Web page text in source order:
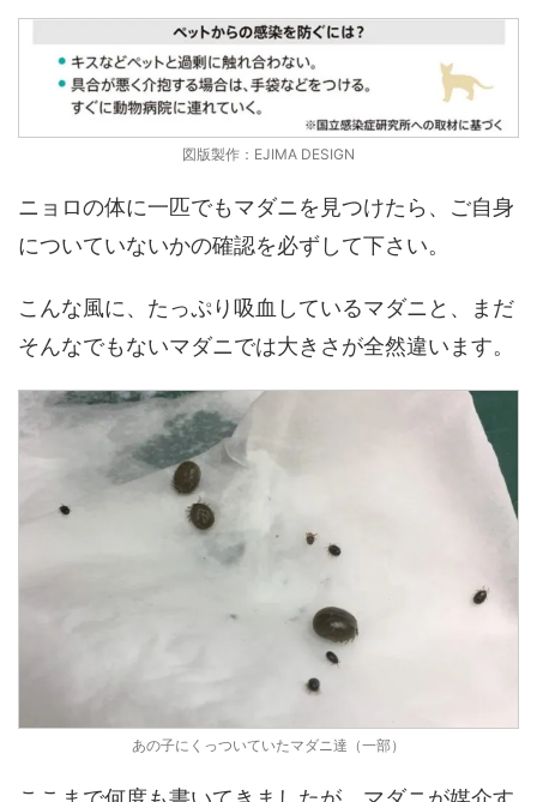
図版製作：EJIMA DESIGN
ニョロの体に一匹でもマダニを見つけたら、ご自身
についていないかの確認を必ずして下さい。
こんな風に、たっぷり吸血しているマダニと、まだ
そんなでもないマダニでは大きさが全然違います。
あの子にくっついていたマダニ達（一部）